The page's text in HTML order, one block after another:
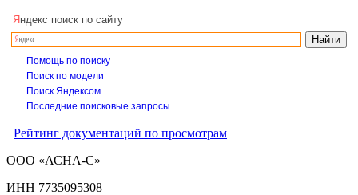
Я ндекс поиск по сайту
Помощь по поиску
Поиск по модели
Поиск Яндексом
Последние поисковые запросы
Рейтинг документаций по просмотрам
ООО «АСНА-С»
ИНН 7735095308